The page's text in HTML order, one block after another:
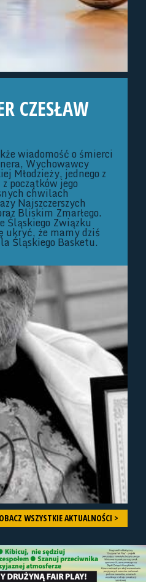
CZESŁAW
wiadomość o śmierci
Wychowawcy
Młodzieży, jednego z
początków jego
chwilach
Najszczerszych
Bliskim Zmarłego.
Śląskiego Związku
ukryć, że mamy dziś
Śląskiego Basketu.
WSZYSTKIE AKTUALNOŚCI >